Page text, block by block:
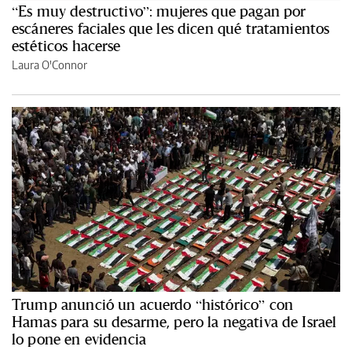
“Es muy destructivo”: mujeres que pagan por
escáneres faciales que les dicen qué tratamientos
estéticos hacerse
Laura O'Connor
Trump anunció un acuerdo “histórico” con
Hamas para su desarme, pero la negativa de Israel
lo pone en evidencia